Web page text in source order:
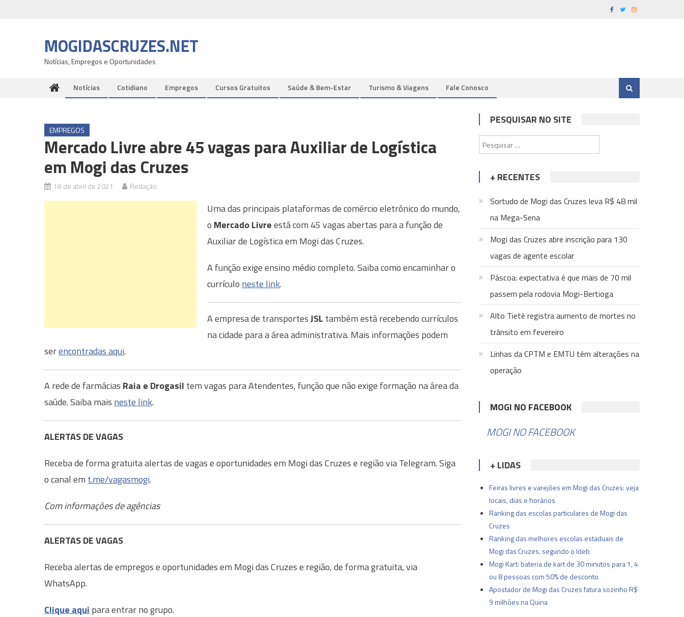
MOGIDASCRUZES.NET
Notícias, Empregos e Oportunidades
Notícias Cotidiano Empregos Cursos Gratuitos Saúde & Bem-Estar Turismo & Viagens Fale Conosco
EMPREGOS
Mercado Livre abre 45 vagas para Auxiliar de Logística
em Mogi das Cruzes
18 de abril de 2021 Redação
Uma das principais plataformas de comércio eletrônico do mundo,
o Mercado Livreestá com 45 vagas abertas para a função de
Auxiliar de Logística em Mogi das Cruzes.
A função exige ensino médio completo. Saiba como encaminhar o
currículo neste link.
A empresa de transportesJSL também está recebendo currículos
na cidade para a área administrativa. Mais informações podem
serencontradas aqui.
A rede de farmácias Raia e Drogasil tem vagas para Atendentes, função que não exige formação na área da
saúde. Saiba mais neste link.
ALERTAS DE VAGAS
Receba de forma gratuita alertas de vagas e oportunidades em Mogi das Cruzes e região via Telegram. Siga
o canal em t.me/vagasmogi.
Com informações de agências
ALERTAS DE VAGAS
Receba alertas de empregos e oportunidades em Mogi das Cruzes e região, de forma gratuita, via
WhatsApp.
Clique aqui para entrar no grupo.
PESQUISAR NO SITE
por:
+ RECENTES
Sortudo de Mogi das Cruzes leva R$ 48 mil
na Mega-Sena
Mogi das Cruzes abre inscrição para 130
vagas de agente escolar
Páscoa: expectativa é que mais de 70 mil
passem pela rodovia Mogi-Bertioga
Alto Tietê registra aumento de mortes no
trânsito em fevereiro
Linhas da CPTM e EMTU têm alterações na
operação
MOGI NO FACEBOOK
MOGI NO FACEBOOK
+ LIDAS
Feiras livres e varejões em Mogi das Cruzes: veja
locais, dias e horários
Ranking das escolas particulares de Mogi das
Cruzes
Ranking das melhores escolas estaduais de
Mogi das Cruzes, segundo o Ideb
Mogi Kart: bateria de kart de 30 minutos para 1, 4
ou 8 pessoas com 50% de desconto
Apostador de Mogi das Cruzes fatura sozinho R$
9 milhões na Quina